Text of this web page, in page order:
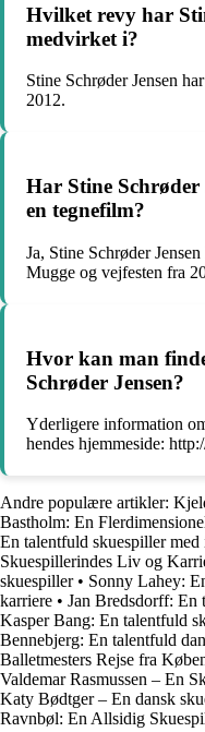
Hvilket revy har
medvirket i?
Stine Schrøder Jensen
2012.
Har Stine Schrøder
en tegnefilm?
Ja, Stine Schrøder
Mugge og vejfesten fra
Hvor kan man
Schrøder Jensen?
Yderligere information
hendes hjemmeside:
Andre populære artikler:
Bastholm: En
En talentfuld skuespiller med
Skuespillerindes Liv og
skuespiller• Sonny Lahey:
karriere • Jan Bredsdorff: En
Kasper Bang: En talentfuld
Bennebjerg: En talentfuld
Balletmesters Rejse fra
Valdemar Rasmussen – En
Katy Bødtger – En dansk
Ravnbøl: En Allsidig